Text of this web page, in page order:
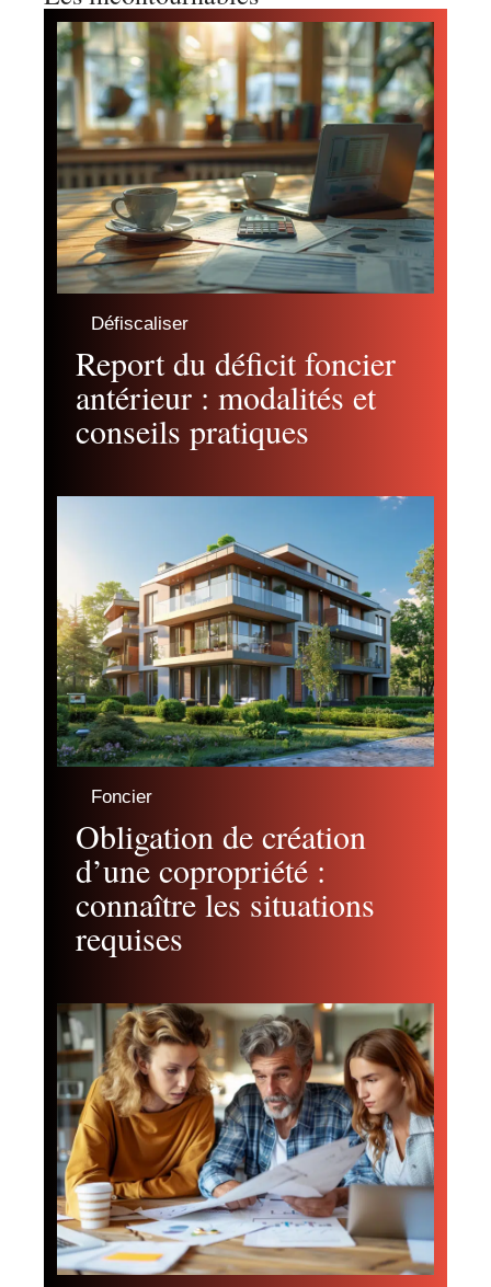
Défiscaliser
Report du déficit foncier
antérieur : modalités et
conseils pratiques
Foncier
Obligation de création
d’une copropriété :
connaître les situations
requises